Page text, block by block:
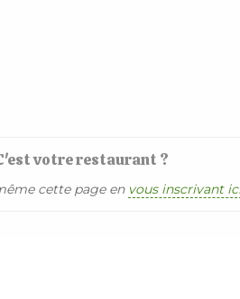
votre restaurant ?
cette page en vous inscrivant